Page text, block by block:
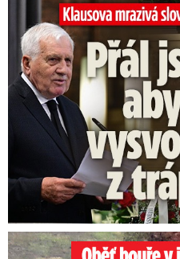
Klausova mrazivá slova na
Oběť bouře v jezeru Most: